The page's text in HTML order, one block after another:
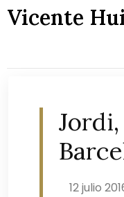
Vicente
12 julio